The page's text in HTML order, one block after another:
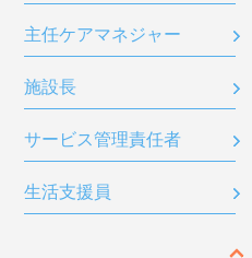
主任ケアマネジャー
施設長
サービス管理責任者
生活支援員